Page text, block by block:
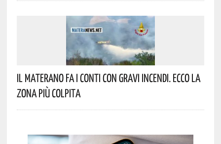
Il Materano Fa I Conti Con Gravi Incendi. Ecco La
Zona Più Colpita